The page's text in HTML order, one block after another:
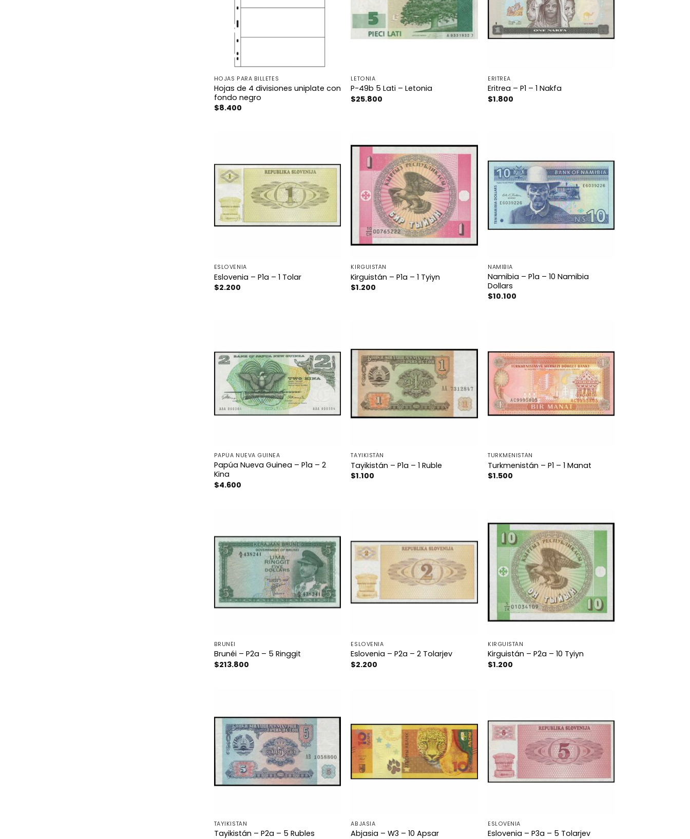
HOJAS PARA BILLETES
Hojas de 4 divisiones uniplate con
fondo negro
$8.400
LETONIA
P-49b 5 Lati – Letonia
$25.800
ERITREA
Eritrea – P1 – 1 Nakfa
$1.800
ESLOVENIA
Eslovenia – P1a – 1 Tolar
$2.200
KIRGUISTÁN
Kirguistán – P1a – 1 Tyiyn
$1.200
NAMIBIA
Namibia – P1a – 10 Namibia
Dollars
$10.100
PAPÚA NUEVA GUINEA
Papúa Nueva Guinea – P1a – 2
Kina
$4.600
TAYIKISTÁN
Tayikistán – P1a – 1 Ruble
$1.100
TURKMENISTÁN
Turkmenistán – P1 – 1 Manat
$1.500
BRUNÉI
Brunéi – P2a – 5 Ringgit
$213.800
ESLOVENIA
Eslovenia – P2a – 2 Tolarjev
$2.200
KIRGUISTÁN
Kirguistán – P2a – 10 Tyiyn
$1.200
TAYIKISTÁN
Tayikistán – P2a – 5 Rubles
ABJASIA
Abjasia – W3 – 10 Apsar
ESLOVENIA
Eslovenia – P3a – 5 Tolarjev